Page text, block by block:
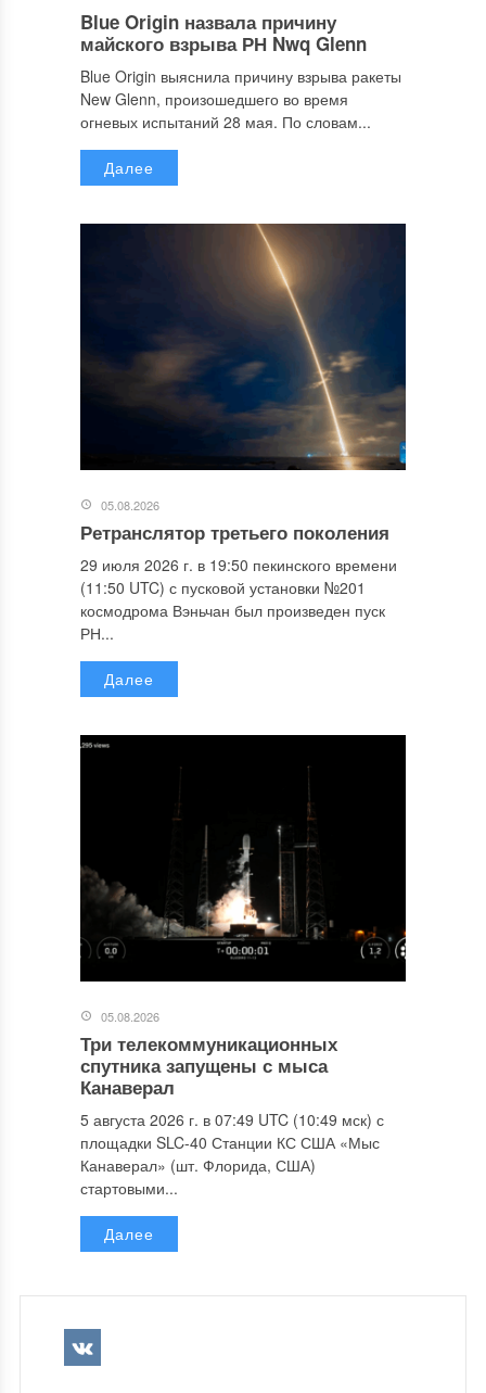
Blue Origin назвала причину
майского взрыва РН Nwq Glenn
Blue Origin выяснила причину взрыва ракеты
New Glenn, произошедшего во время
огневых испытаний 28 мая. По словам...
Далее
05.08.2026
Ретранслятор третьего поколения
29 июля 2026 г. в 19:50 пекинского времени
(11:50 UTC) с пусковой установки №201
космодрома Вэньчан был произведен пуск
РН...
Далее
05.08.2026
Три телекоммуникационных
спутника запущены с мыса
Канаверал
5 августа 2026 г. в 07:49 UTC (10:49 мск) с
площадки SLC-40 Станции КС США «Мыс
Канаверал» (шт. Флорида, США)
стартовыми...
Далее